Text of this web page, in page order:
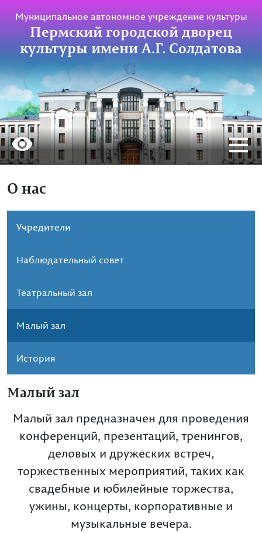
Муниципальное автономное учреждение культуры
Пермский городской дворец
культуры имени А.Г. Солдатова
О нас
Учредители
Наблюдательный совет
Театральный зал
Малый зал
История
Малый зал
Малый зал предназначен для проведения
конференций, презентаций, тренингов,
деловых и дружеских встреч,
торжественных мероприятий, таких как
свадебные и юбилейные торжества,
ужины, концерты, корпоративные и
музыкальные вечера.